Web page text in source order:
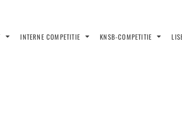
INTERNE COMPETITIE KNSB-COMPETITIE